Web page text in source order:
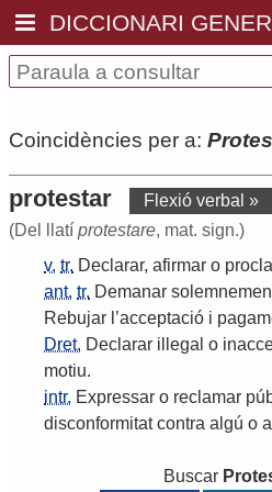
DICCIONARI
Coincidències per a:
protestar
Flexió verbal »
(Del llatí protestare, mat. sign.)
v. tr. Declarar, afirmar o
ant. tr. Demanar
Rebujar ’acceptació i
Dret. Declarar illegal o
motiu.
intr. Expressar o reclamar
disconformitat contra algú o
Buscar